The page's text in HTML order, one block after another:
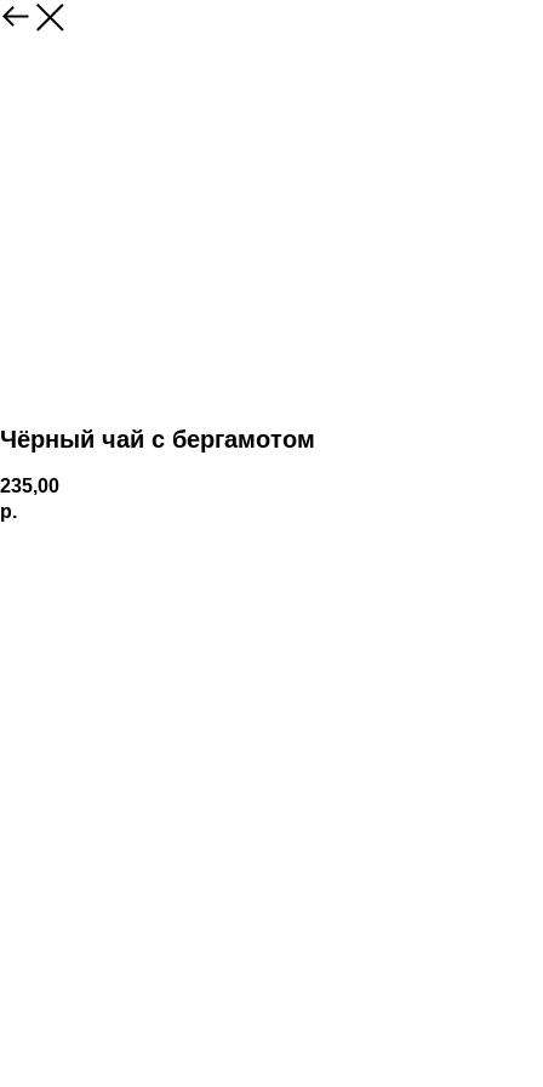
Чёрный чай с бергамотом
235,00
р.